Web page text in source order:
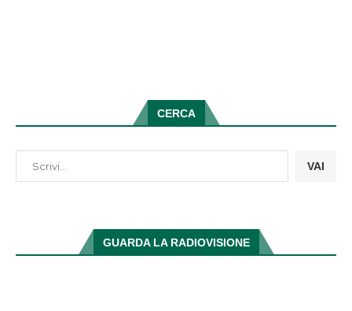
CERCA
VAI
GUARDA LA RADIOVISIONE